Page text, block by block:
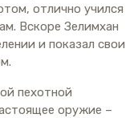
отлично учился
Вскоре Зелимхан
и показал свои
пехотной
оружие –